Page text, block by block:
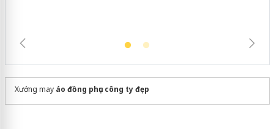
Xưởng may áo đồng phục công ty đẹp